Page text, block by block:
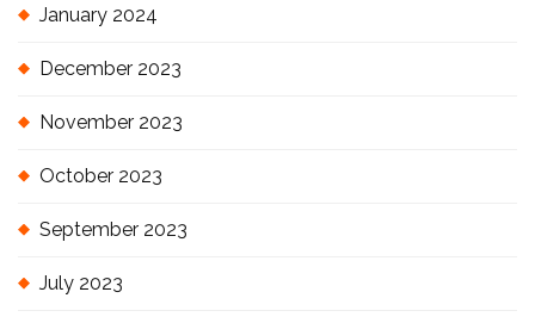
January 2024
December 2023
November 2023
October 2023
September 2023
July 2023